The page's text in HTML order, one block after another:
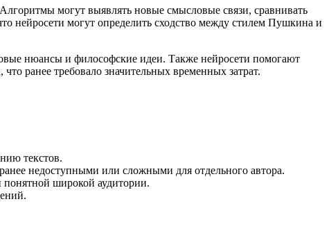
могут выявлять новые смысловые связи, сравнивать
нейросети могут определить сходство между стилем Пушкина и
нюансы и философские идеи. Также нейросети помогают
ранее требовало значительных временных затрат.
текстов.
недоступными или сложными для отдельного автора.
понятной широкой аудитории.